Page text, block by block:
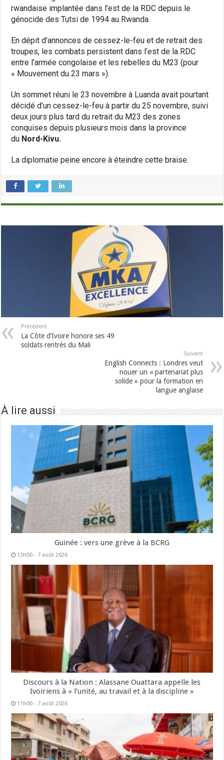
rwandaise implantée dans l’est de la RDC depuis le
génocide des Tutsi de 1994 au Rwanda.
En dépit d’annonces de cessez-le-feu et de retrait des
troupes, les combats persistent dans l’est de la RDC
entre l’armée congolaise et les rebelles du M23 (pour
« Mouvement du 23 mars »).
Un sommet réuni le 23 novembre à Luanda avait pourtant
décidé d’un cessez-le-feu à partir du 25 novembre, suivi
deux jours plus tard du retrait du M23 des zones
conquises depuis plusieurs mois dans la province
du Nord-Kivu.
La diplomatie peine encore à éteindre cette braise.
Précédent
La Côte d’Ivoire honore ses 49
soldats rentrés du Mali
Suivant
English Connects : Londres veut
nouer un « partenariat plus
solide » pour la formation en
langue anglaise
À lire aussi
Guinée : vers une grève à la BCRG
13h00 - 7 août 2026
Discours à la Nation : Alassane Ouattara appelle les
Ivoiriens à « l’unité, au travail et à la discipline »
11h00 - 7 août 2026